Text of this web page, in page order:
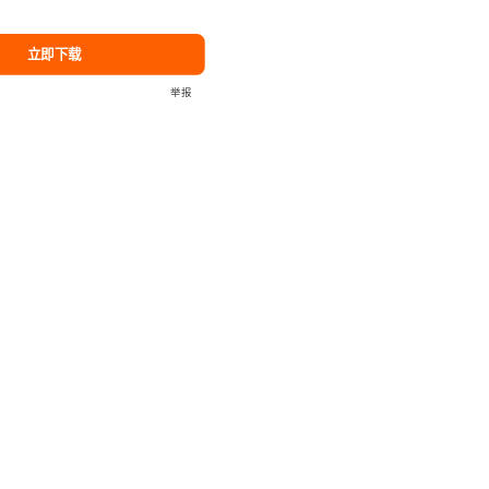
立即下载
举报